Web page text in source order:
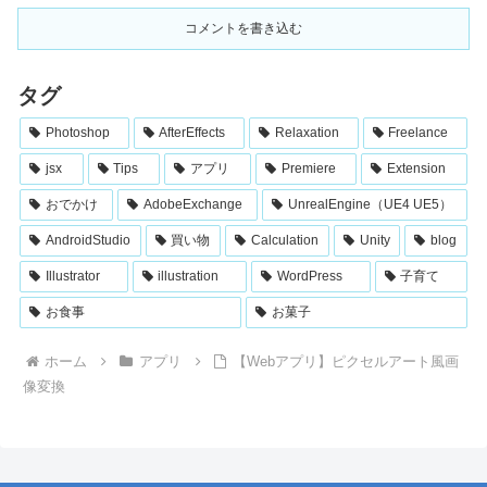
コメントを書き込む
タグ
Photoshop AfterEffects Relaxation Freelance
jsx Tips アプリ Premiere Extension
おでかけ AdobeExchange UnrealEngine（UE4 UE5）
AndroidStudio 買い物 Calculation Unity blog
Illustrator illustration WordPress 子育て
お食事 お菓子
ホーム アプリ
【Webアプリ】ピクセルアート風画
像変換